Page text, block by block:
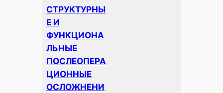
СТРУКТУРНЫ
Е И
ФУНКЦИОНА
ЛЬНЫЕ
ПОСЛЕОПЕРА
ЦИОННЫЕ
ОСЛОЖНЕНИ